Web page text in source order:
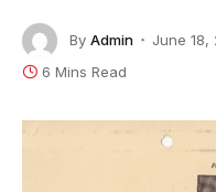
By Admin June 18,
6 Mins Read